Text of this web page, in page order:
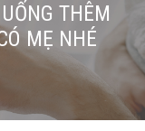
THÊM
MẸ NHÉ